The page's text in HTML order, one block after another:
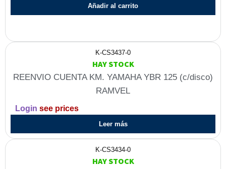
Añadir al carrito
K-CS3437-0
HAY STOCK
REENVIO CUENTA KM. YAMAHA YBR 125 (c/disco)
RAMVEL
Login see prices
Leer más
K-CS3434-0
HAY STOCK